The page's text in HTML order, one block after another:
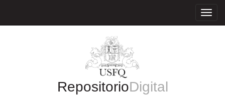
RepositorioDigital